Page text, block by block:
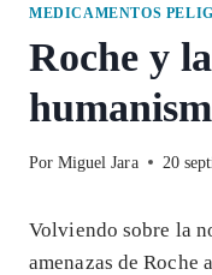
MEDICAMENTOS
Roche y
Por Miguel Jara 20
Volviendo sobre la
amenazas de Roche